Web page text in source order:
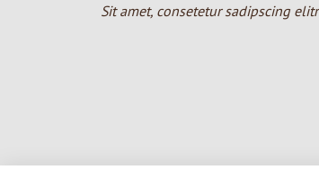
Sit amet, consetetur sadipscing elitr